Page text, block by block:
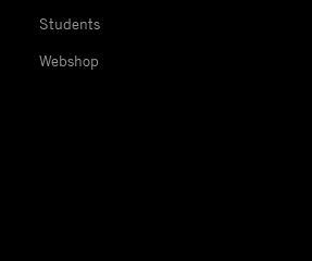
Students
Webshop